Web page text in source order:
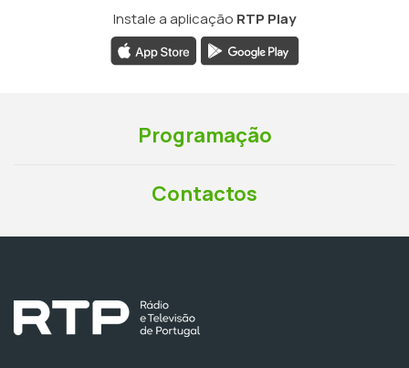
Instale a aplicação RTP Play
Programação
Contactos